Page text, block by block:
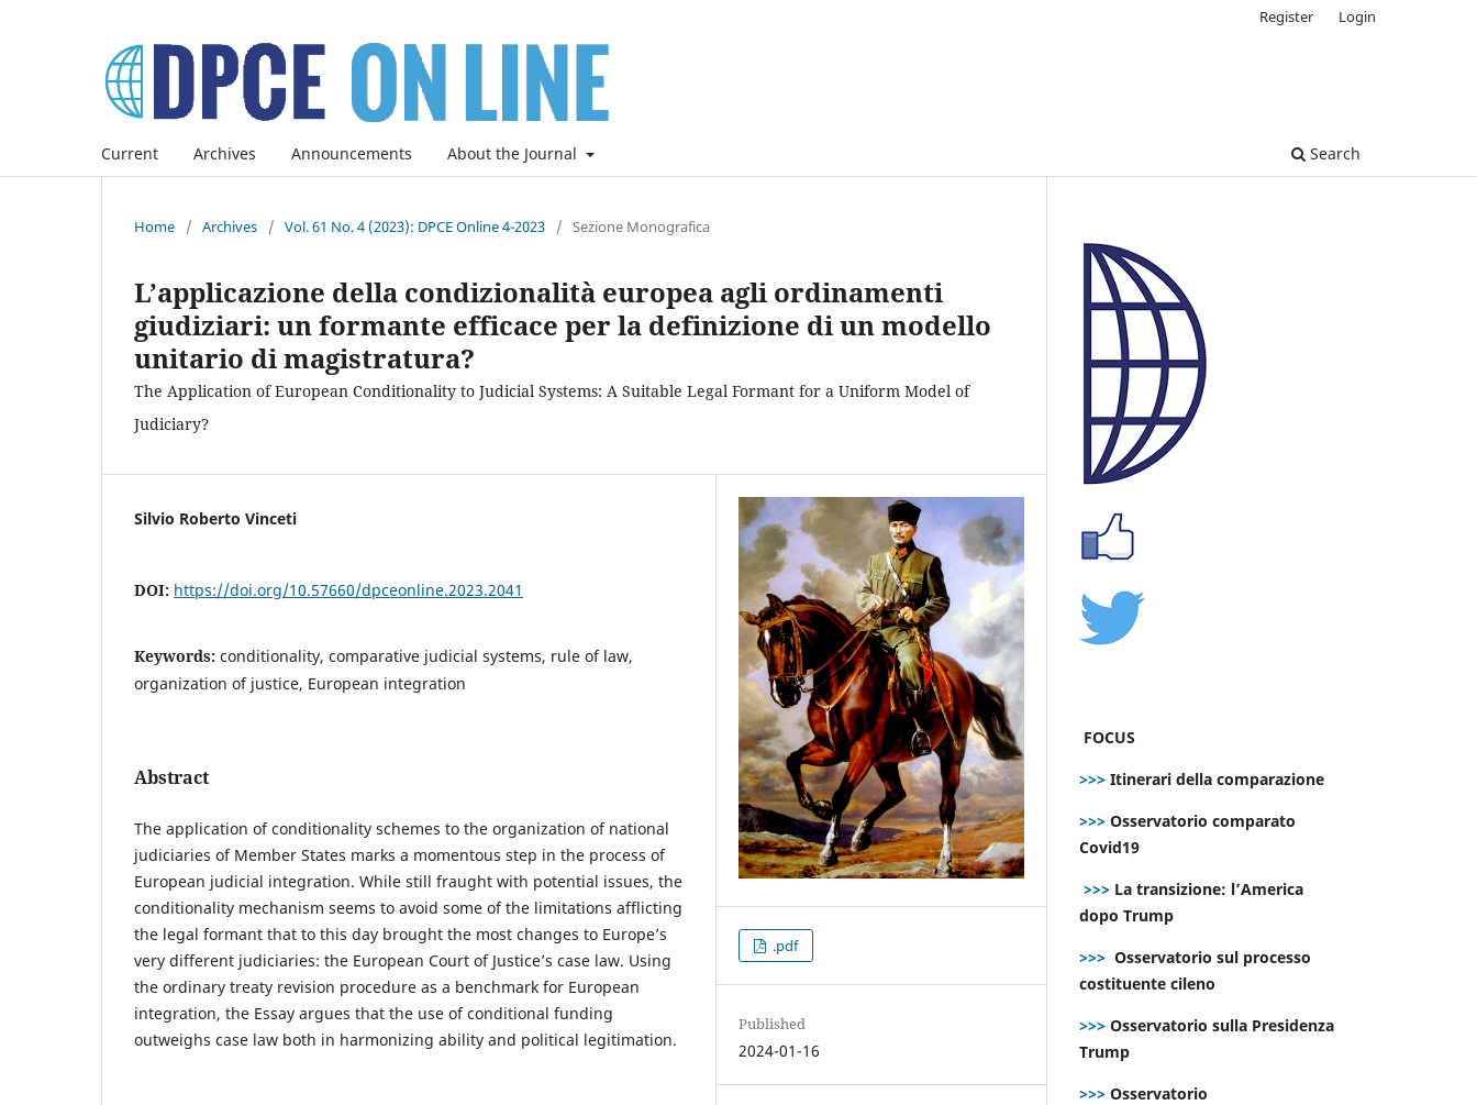
Current Archives Announcements About the Journal Search
Register Login
Home / Archives / Vol. 61 No. 4 (2023): DPCE Online 4-2023 / Sezione Monografica
L’applicazione della condizionalità europea agli ordinamenti
giudiziari: un formante efficace per la definizione di un modello
unitario di magistratura?
The Application of European Conditionality to Judicial Systems: A Suitable Legal Formant for a Uniform Model of
Judiciary?
Silvio Roberto Vinceti
DOI: https://doi.org/10.57660/dpceonline.2023.2041
Keywords: conditionality, comparative judicial systems, rule of law,
organization of justice, European integration
Abstract
The application of conditionality schemes to the organization of national
judiciaries of Member States marks a momentous step in the process of
European judicial integration. While still fraught with potential issues, the
conditionality mechanism seems to avoid some of the limitations afflicting
the legal formant that to this day brought the most changes to Europe’s
very different judiciaries: the European Court of Justice’s case law. Using
the ordinary treaty revision procedure as a benchmark for European
integration, the Essay argues that the use of conditional funding
outweighs case law both in harmonizing ability and political legitimation.
.pdf
Published
2024-01-16
FOCUS
>>> Itinerari della comparazione
>>> Osservatorio comparato
Covid19
>>> La transizione: l’America
dopo Trump
>>> Osservatorio sul processo
costituente cileno
>>> Osservatorio sulla Presidenza
Trump
>>> Osservatorio